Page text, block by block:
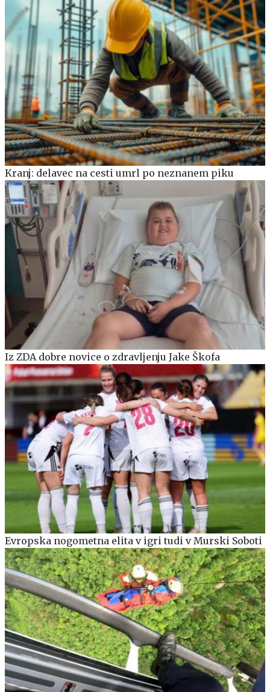
Kranj: delavec na cesti umrl po neznanem piku
Iz ZDA dobre novice o zdravljenju Jake Škofa
Evropska nogometna elita v igri tudi v Murski Soboti